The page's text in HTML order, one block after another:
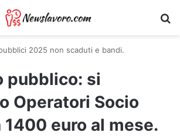
2025 non scaduti e bandi.
pubblico: si
Operatori Socio
1400 euro al mese.